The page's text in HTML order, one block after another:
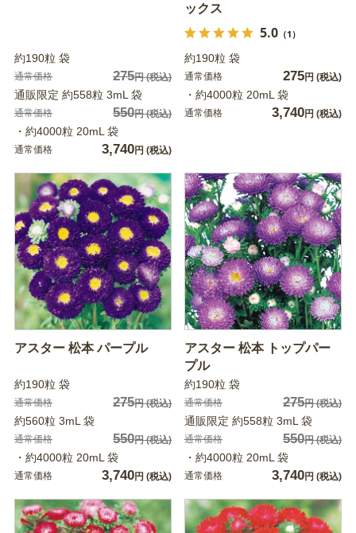
約190粒 袋
通常価格 275円(税込)
通販限定 約558粒 3mL 袋
通常価格 550円(税込)
・約4000粒 20mL 袋
通常価格 3,740円 (税込)
ックス
5.0（1）
約190粒 袋
通常価格 275円 (税込)
・約4000粒 20mL 袋
通常価格 3,740円 (税込)
アスター 松本 パープル
約190粒 袋
通常価格 275円(税込)
約560粒 3mL 袋
通常価格 550円(税込)
・約4000粒 20mL 袋
通常価格 3,740円 (税込)
アスター 松本 トップパー
プル
約190粒 袋
通常価格 275円(税込)
通販限定 約558粒 3mL 袋
通常価格 550円(税込)
・約4000粒 20mL 袋
通常価格 3,740円 (税込)